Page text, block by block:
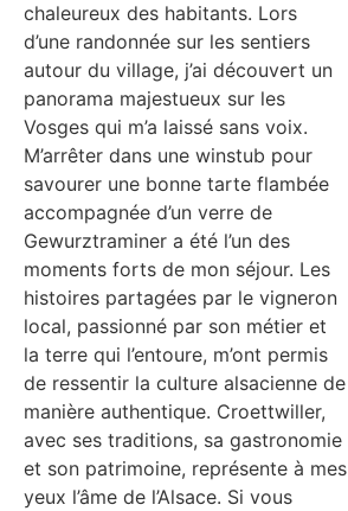
chaleureux des habitants. Lors
d’une randonnée sur les sentiers
autour du village, j’ai découvert un
panorama majestueux sur les
Vosges qui m’a laissé sans voix.
M’arrêter dans une winstub pour
savourer une bonne tarte flambée
accompagnée d’un verre de
Gewurztraminer a été l’un des
moments forts de mon séjour. Les
histoires partagées par le vigneron
local, passionné par son métier et
la terre qui l’entoure, m’ont permis
de ressentir la culture alsacienne de
manière authentique. Croettwiller,
avec ses traditions, sa gastronomie
et son patrimoine, représente à mes
yeux l’âme de l’Alsace. Si vous